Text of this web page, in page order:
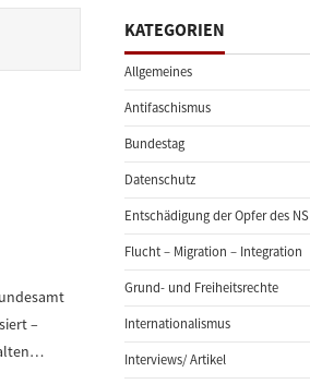
–
KATEGORIEN
Allgemeines
Antifaschismus
Bundestag
Datenschutz
Entschädigung der Opfer des NS
Flucht – Migration – Integration
Grund- und Freiheitsrechte
Internationalismus
Interviews/ Artikel